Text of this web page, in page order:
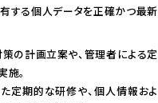
する個人データを正確かつ最新
の計画立案や、管理者による定
施。
定期的な研修や、個人情報およ